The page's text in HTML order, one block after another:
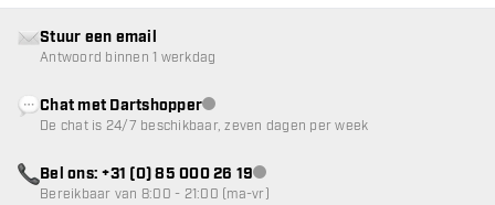
Stuur een email
Antwoord binnen 1 werkdag
Chat met Dartshopperklantenservice niet beschikbaar
De chat is 24/7 beschikbaar, zeven dagen per week
Bel ons: +31 (0) 85 000 26 19klantenservice niet beschikbaar
Bereikbaar van 8:00 - 21:00 (ma-vr)